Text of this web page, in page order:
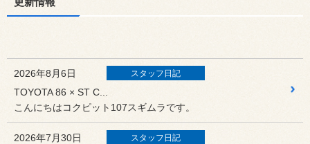
2026年8月6日 スタッフ日記
TOYOTA 86 × ST C...
こんにちはコクピット107スギムラです。
2026年7月30日 スタッフ日記